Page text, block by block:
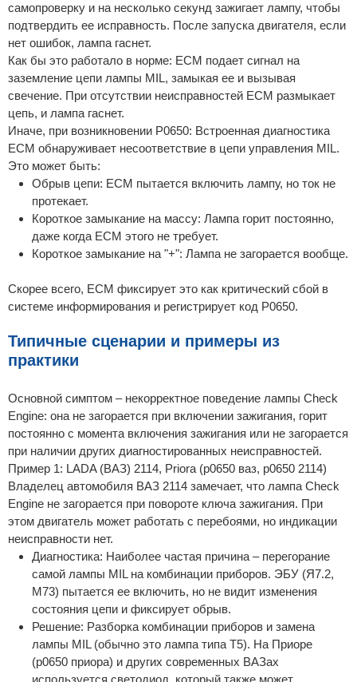
самопроверку и на несколько секунд зажигает лампу, чтобы
подтвердить ее исправность. После запуска двигателя, если
нет ошибок, лампа гаснет.
Как бы это работало в норме: ECM подает сигнал на
заземление цепи лампы MIL, замыкая ее и вызывая
свечение. При отсутствии неисправностей ECM размыкает
цепь, и лампа гаснет.
Иначе, при возникновении P0650: Встроенная диагностика
ECM обнаруживает несоответствие в цепи управления MIL.
Это может быть:
Обрыв цепи: ECM пытается включить лампу, но ток не
протекает.
Короткое замыкание на массу: Лампа горит постоянно,
даже когда ECM этого не требует.
Короткое замыкание на "+": Лампа не загорается вообще.
Скорее всего, ECM фиксирует это как критический сбой в
системе информирования и регистрирует код P0650.
Типичные сценарии и примеры из
практики
Основной симптом – некорректное поведение лампы Check
Engine: она не загорается при включении зажигания, горит
постоянно с момента включения зажигания или не загорается
при наличии других диагностированных неисправностей.
Пример 1: LADA (ВАЗ) 2114, Priora (p0650 ваз, p0650 2114)
Владелец автомобиля ВАЗ 2114 замечает, что лампа Check
Engine не загорается при повороте ключа зажигания. При
этом двигатель может работать с перебоями, но индикации
неисправности нет.
Диагностика: Наиболее частая причина – перегорание
самой лампы MIL на комбинации приборов. ЭБУ (Я7.2,
М73) пытается ее включить, но не видит изменения
состояния цепи и фиксирует обрыв.
Решение: Разборка комбинации приборов и замена
лампы MIL (обычно это лампа типа T5). На Приоре
(p0650 приора) и других современных ВАЗах
используется светодиод, который также может